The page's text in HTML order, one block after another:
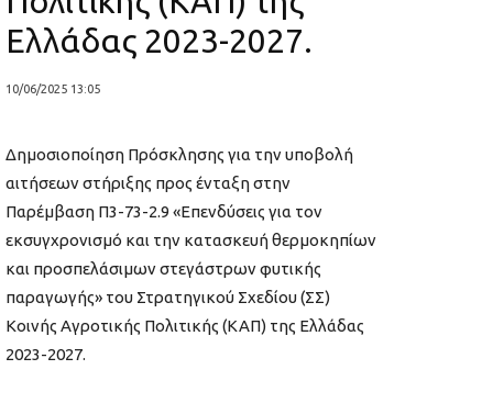
Ελλάδας 2023-2027.
10/06/2025 13:05
Δημοσιοποίηση Πρόσκλησης για την υποβολή
αιτήσεων στήριξης προς ένταξη στην
Παρέμβαση Π3-73-2.9 «Επενδύσεις για τον
εκσυγχρονισμό και την κατασκευή θερμοκηπίων
και προσπελάσιμων στεγάστρων φυτικής
παραγωγής» του Στρατηγικού Σχεδίου (ΣΣ)
Κοινής Αγροτικής Πολιτικής (ΚΑΠ) της Ελλάδας
2023-2027.